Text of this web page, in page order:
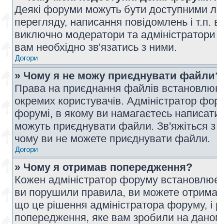
Деякі форуми можуть бути доступними
перегляду, написання повідомлень і
виключно модератори та
вам необхідно зв'язатись з ними.
Догори
» Чому я не можу приєднувати
Права на приєднання файлів
окремих користувачів. Адміністратор
форумі, в якому ви намагаєтесь
можуть приєднувати файли. Зв'яжіться
чому ви не можете приєднувати файли.
Догори
» Чому я отримав попередження?
Кожен адміністратор форуму
ви порушили правила, ви можете
що це рішення адміністратора форуму,
попередження, яке вам зробили на